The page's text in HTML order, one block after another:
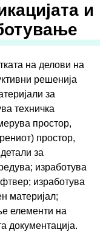
и
на делови на
решенија
за
техничка
простор,
простор,
за
изработува
изработува
материјал;
елементи на
документација.